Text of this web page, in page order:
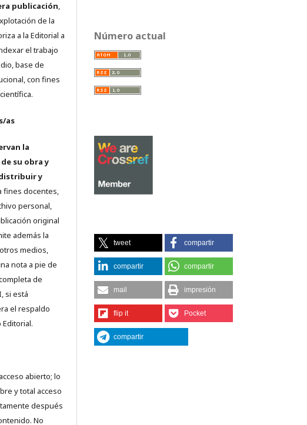
publicación,
de la
a la Editorial a
el trabajo
base de
con fines
as
la
su obra y
y
fines docentes,
personal,
original
además la
medios,
nota a pie de
de
si está
el respaldo
abierto; lo
y total acceso
después
No
Número actual
tweet compartir
compartir compartir
mail impresión
flip it Pocket
compartir